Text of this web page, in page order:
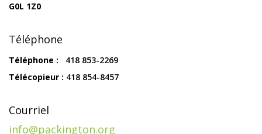
G0L 1Z0
Téléphone
Téléphone : 418 853-2269
Télécopieur : 418 854-8457
Courriel
info@packington.org